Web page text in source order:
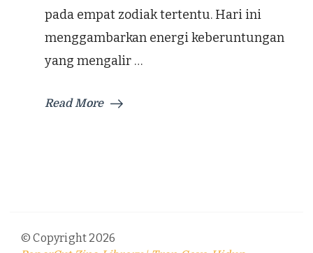
pada empat zodiak tertentu. Hari ini
menggambarkan energi keberuntungan
yang mengalir …
Read More
© Copyright 2026